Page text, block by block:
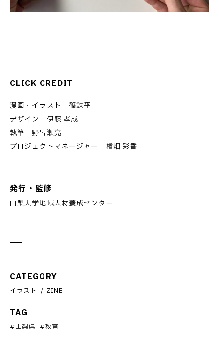
CLICK CREDIT
漫画・イラスト 篠鉄平
デザイン 伊藤 孝成
執筆 野呂瀬亮
プロジェクトマネージャー 楢畑 彩香
発行・監修
山梨大学地域人材養成センター
CATEGORY
イラスト ZINE
TAG
山梨県 教育